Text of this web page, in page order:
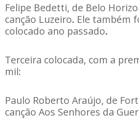
Felipe Bedetti, de Belo
canção Luzeiro. Ele também
colocado ano passado.
Terceira colocada, com a
mil:
Paulo Roberto Araújo, de
canção Aos Senhores da